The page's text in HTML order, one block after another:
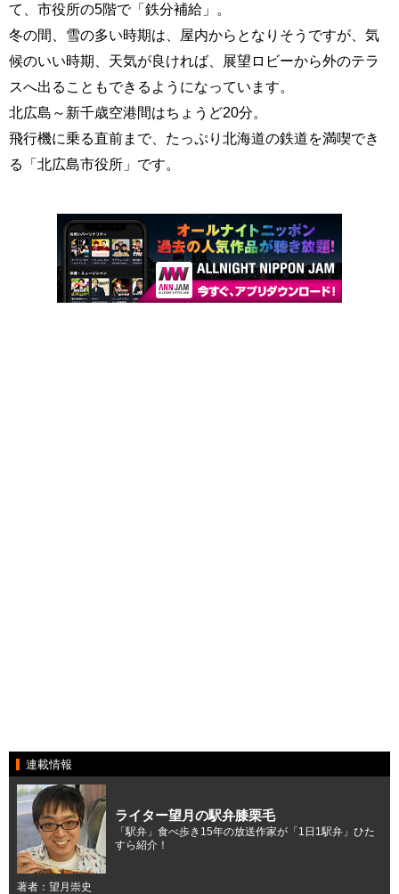
て、市役所の5階で「鉄分補給」。
冬の間、雪の多い時期は、屋内からとなりそうですが、気
候のいい時期、天気が良ければ、展望ロビーから外のテラ
スへ出ることもできるようになっています。
北広島～新千歳空港間はちょうど20分。
飛行機に乗る直前まで、たっぷり北海道の鉄道を満喫でき
る「北広島市役所」です。
連載情報
ライター望月の駅弁膝栗毛
「駅弁」食べ歩き15年の放送作家が「1日1駅弁」ひた
すら紹介！
著者：望月崇史